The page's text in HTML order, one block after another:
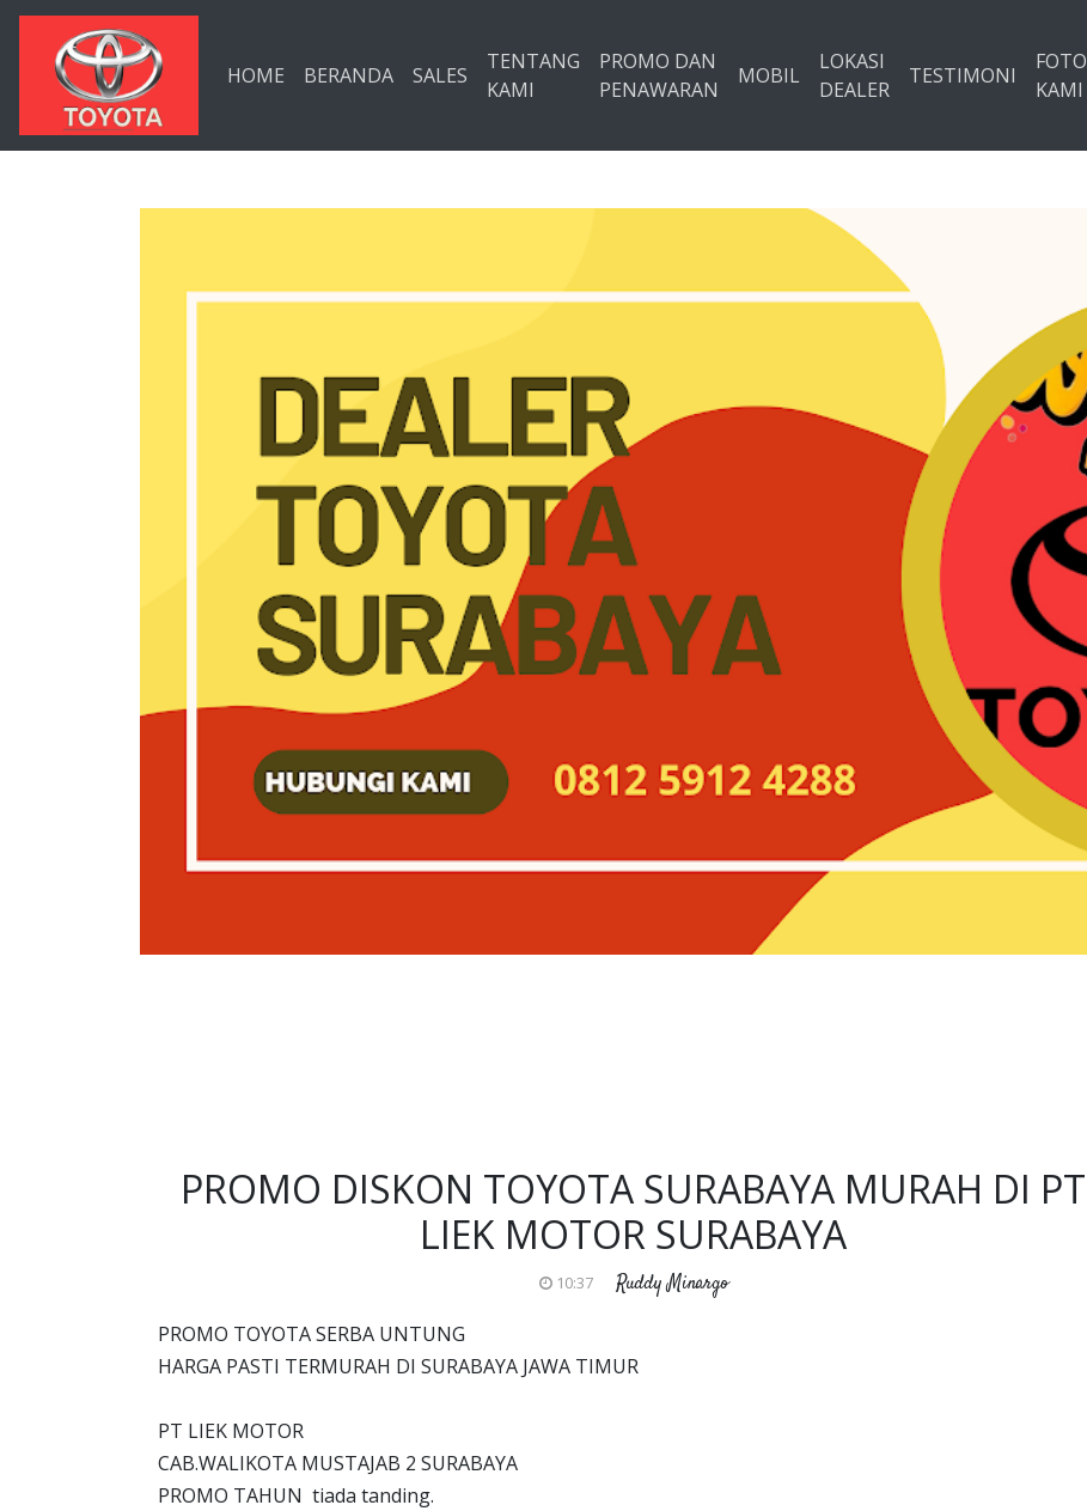
Langsung ke konten utama
HOME BERANDA SALES
TENTANG
KAMI
PROMO DAN
PENAWARAN
MOBIL
LOKASI
DEALER
TESTIMONI
FOTO
KAMI
PROMO DISKON TOYOTA SURABAYA MURAH DI PT
LIEK MOTOR SURABAYA
10:37 Ruddy Minargo
PROMO TOYOTA SERBA UNTUNG
HARGA PASTI TERMURAH DI SURABAYA JAWA TIMUR
PT LIEK MOTOR
CAB.WALIKOTA MUSTAJAB 2 SURABAYA
PROMO TAHUN tiada tanding.